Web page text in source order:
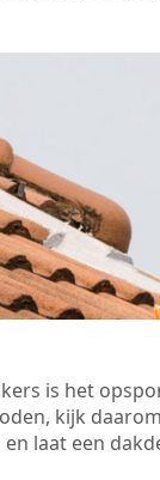
is het
kijk
laat een